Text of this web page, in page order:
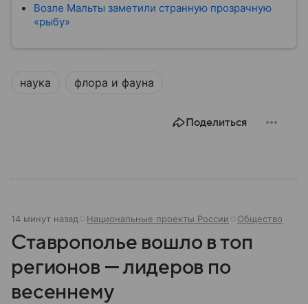
Возле Мальты заметили странную прозрачную
«рыбу»
наука флора и фауна
Поделиться
14 минут назад Национальные проекты России Общество
Ставрополье вошло в топ
регионов — лидеров по
весеннему